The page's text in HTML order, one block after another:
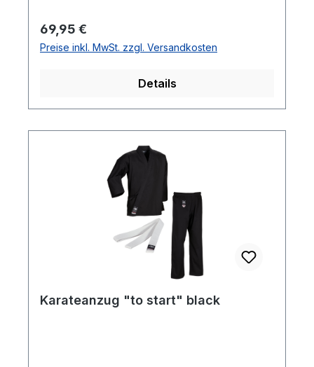
mit tradioneller Schnürung robuster
Canvas
Regulärer Preis:
69,95 €
Preise inkl. MwSt. zzgl. Versandkosten
Details
Karateanzug "to start" black